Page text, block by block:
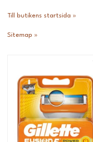
Till butikens startsida »
Sitemap »